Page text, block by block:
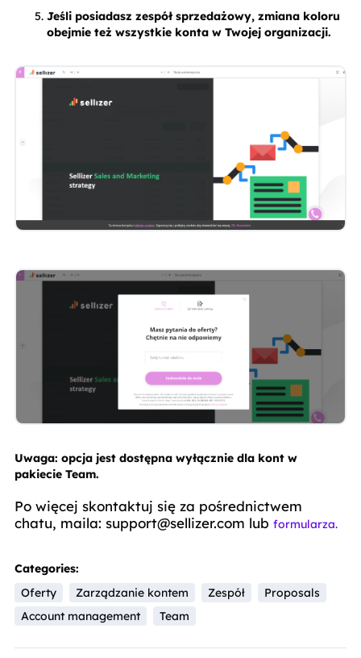
Jeśli posiadasz zespół sprzedażowy, zmiana koloru
obejmie też wszystkie konta w Twojej organizacji.
Uwaga: opcja jest dostępna wyłącznie dla kont w
pakiecie Team.
Po więcej skontaktuj się za pośrednictwem
chatu, maila: support@sellizer.com lub formularza.
Categories:
Oferty
Zarządzanie kontem Zespół
Proposals
Account management
Team